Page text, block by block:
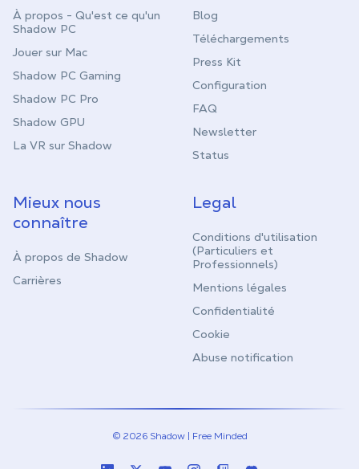
À propos - Qu'est ce qu'un
Shadow PC
Jouer sur Mac
Shadow PC Gaming
Shadow PC Pro
Shadow GPU
La VR sur Shadow
Blog
Téléchargements
Press Kit
Configuration
FAQ
Newsletter
Status
Mieux nous
connaître
À propos de Shadow
Carrières
Legal
Conditions d'utilisation
(Particuliers et
Professionnels)
Mentions légales
Confidentialité
Cookie
Abuse notification
© 2026 Shadow | Free Minded